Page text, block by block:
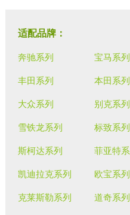
适配品牌：
奔驰系列 宝马系列
丰田系列 本田系列
大众系列 别克系列
雪铁龙系列 标致系列
斯柯达系列 菲亚特系
凯迪拉克系列 欧宝系列
克莱斯勒系列 道奇系列